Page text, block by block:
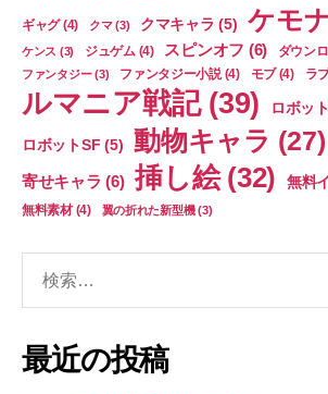
ギャグ(4) クマ(3) クマキャラ (5) ケモ
ケンス (3) ジュゲム(4) スピンオフ (6) ダウン
ファンタジー(3) ファンタジー小説(4) モブ(4) ラ
ルマニア戦記(39) ロボット
ロボットSF (5) 動物キャラ (27)
寄せキャラ (6) 挿し絵(32) 無料
無料素材(4) 翼の折れた新型機(3)
象:
最近の投稿